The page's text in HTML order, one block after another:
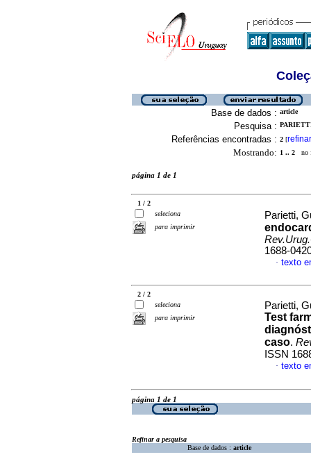
Base de dados : article
Pesquisa :
Referências encontradas : 2 [refinar
Mostrando: 1 .. 2 no
página 1 de 1
1 / 2
seleciona
para imprimir
Parietti,
1688-
· texto
2 / 2
seleciona
para imprimir
Parietti,
Test
caso.
ISSN
· texto
página 1 de 1
Refinar a pesquisa
Base de dados : article